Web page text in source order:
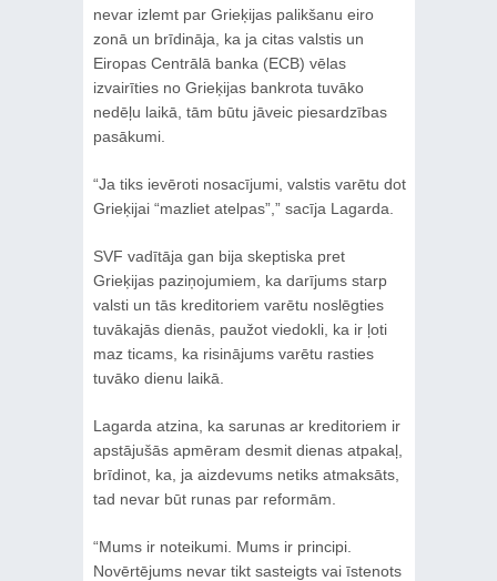
nevar izlemt par Grieķijas palikšanu eiro
zonā un brīdināja, ka ja citas valstis un
Eiropas Centrālā banka (ECB) vēlas
izvairīties no Grieķijas bankrota tuvāko
nedēļu laikā, tām būtu jāveic piesardzības
pasākumi.
“Ja tiks ievēroti nosacījumi, valstis varētu dot
Grieķijai “mazliet atelpas”,” sacīja Lagarda.
SVF vadītāja gan bija skeptiska pret
Grieķijas paziņojumiem, ka darījums starp
valsti un tās kreditoriem varētu noslēgties
tuvākajās dienās, paužot viedokli, ka ir ļoti
maz ticams, ka risinājums varētu rasties
tuvāko dienu laikā.
Lagarda atzina, ka sarunas ar kreditoriem ir
apstājušās apmēram desmit dienas atpakaļ,
brīdinot, ka, ja aizdevums netiks atmaksāts,
tad nevar būt runas par reformām.
“Mums ir noteikumi. Mums ir principi.
Novērtējums nevar tikt sasteigts vai īstenots